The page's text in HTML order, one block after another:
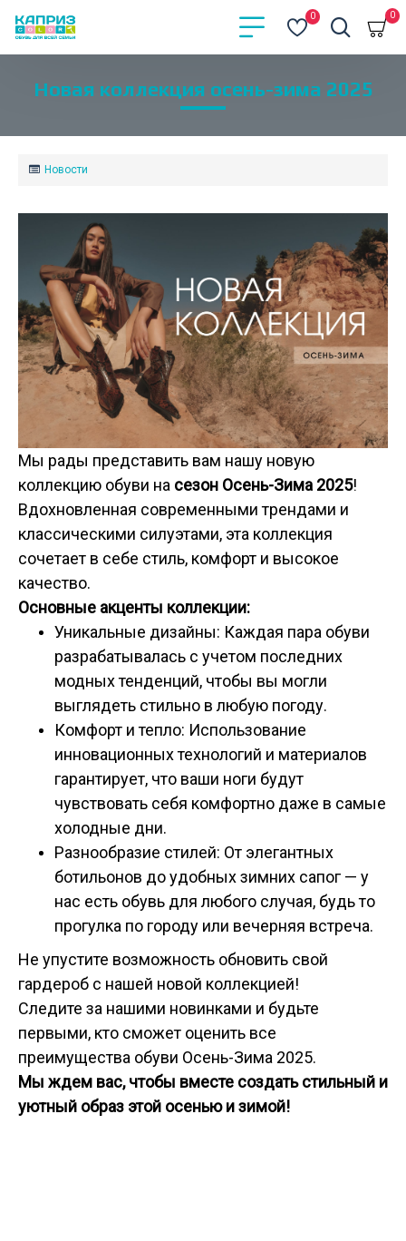
0 0
Новая коллекция осень-зима 2025
Новости
Мы рады представить вам нашу новую
коллекцию обуви на сезон Осень-Зима 2025!
Вдохновленная современными трендами и
классическими силуэтами, эта коллекция
сочетает в себе стиль, комфорт и высокое
качество.
Основные акценты коллекции:
Уникальные дизайны: Каждая пара обуви
разрабатывалась с учетом последних
модных тенденций, чтобы вы могли
выглядеть стильно в любую погоду.
Комфорт и тепло: Использование
инновационных технологий и материалов
гарантирует, что ваши ноги будут
чувствовать себя комфортно даже в самые
холодные дни.
Разнообразие стилей: От элегантных
ботильонов до удобных зимних сапог — у
нас есть обувь для любого случая, будь то
прогулка по городу или вечерняя встреча.
Не упустите возможность обновить свой
гардероб с нашей новой коллекцией!
Следите за нашими новинками и будьте
первыми, кто сможет оценить все
преимущества обуви Осень-Зима 2025.
Мы ждем вас, чтобы вместе создать стильный и
уютный образ этой осенью и зимой!